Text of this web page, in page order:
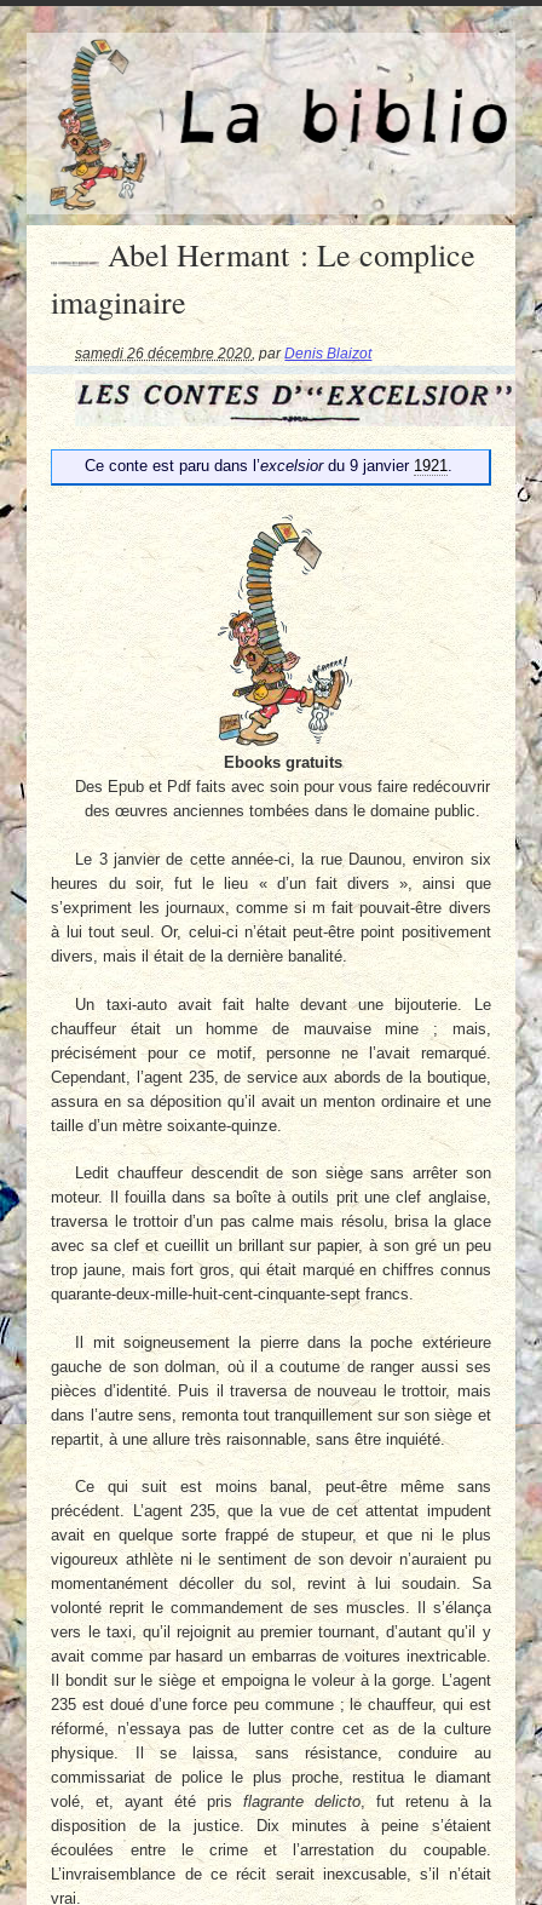
Abel Hermant : Le complice
imaginaire
samedi 26 décembre 2020 ,parDenis Blaizot
Ce conte est paru dans l’excelsiordu 9 janvier 1921.
Ebooks gratuits
Des Epub et Pdf faits avec soin pour vous faire redécouvrir
des œuvres anciennes tombées dans le domaine public.
Le 3 janvier de cette année-ci, la rue Daunou, environ six
heures du soir, fut le lieu « d’un fait divers », ainsi que
s’expriment les journaux, comme si m fait pouvait-être divers
à lui tout seul. Or, celui-ci n’était peut-être point positivement
divers, mais il était de la dernière banalité.
Un taxi-auto avait fait halte devant une bijouterie. Le
chauffeur était un homme de mauvaise mine ; mais,
précisément pour ce motif, personne ne l’avait remarqué.
Cependant, l’agent 235, de service aux abords de la boutique,
assura en sa déposition qu’il avait un menton ordinaire et une
taille d’un mètre soixante-quinze.
Ledit chauffeur descendit de son siège sans arrêter son
moteur. Il fouilla dans sa boîte à outils prit une clef anglaise,
traversa le trottoir d’un pas calme mais résolu, brisa la glace
avec sa clef et cueillit un brillant sur papier, à son gré un peu
trop jaune, mais fort gros, qui était marqué en chiffres connus
quarante-deux-mille-huit-cent-cinquante-sept francs.
Il mit soigneusement la pierre dans la poche extérieure
gauche de son dolman, où il a coutume de ranger aussi ses
pièces d’identité. Puis il traversa de nouveau le trottoir, mais
dans l’autre sens, remonta tout tranquillement sur son siège et
repartit, à une allure très raisonnable, sans être inquiété.
Ce qui suit est moins banal, peut-être même sans
précédent. L’agent 235, que la vue de cet attentat impudent
avait en quelque sorte frappé de stupeur, et que ni le plus
vigoureux athlète ni le sentiment de son devoir n’auraient pu
momentanément décoller du sol, revint à lui soudain. Sa
volonté reprit le commandement de ses muscles. Il s’élança
vers le taxi, qu’il rejoignit au premier tournant, d’autant qu’il y
avait comme par hasard un embarras de voitures inextricable.
Il bondit sur le siège et empoigna le voleur à la gorge. L’agent
235 est doué d’une force peu commune ; le chauffeur, qui est
réformé, n’essaya pas de lutter contre cet as de la culture
physique. Il se laissa, sans résistance, conduire au
commissariat de police le plus proche, restitua le diamant
volé, et, ayant été pris flagrante delicto, fut retenu à la
disposition de la justice. Dix minutes à peine s’étaient
écoulées entre le crime et l’arrestation du coupable.
L’invraisemblance de ce récit serait inexcusable, s’il n’était
vrai.